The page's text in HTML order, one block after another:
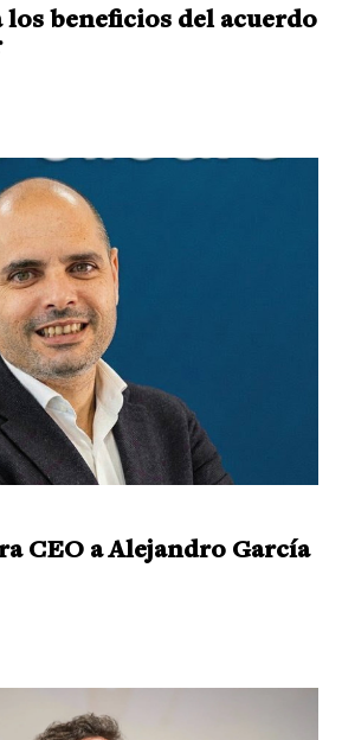
beneficios del acuerdo
CEO a Alejandro García